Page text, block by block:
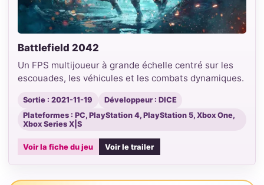
Battlefield 2042
Un FPS multijoueur à grande échelle centré sur les
escouades, les véhicules et les combats dynamiques.
Sortie : 2021-11-19
Développeur : DICE
Plateformes : PC, PlayStation 4, PlayStation 5, Xbox One,
Xbox Series X|S
Voir la fiche du jeu Voir le trailer